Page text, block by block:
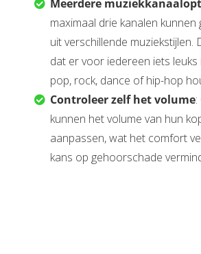
Meerdere
maximaal drie kanalen kunnen
uit verschillende muziekstijlen.
dat er voor iedereen iets leuks
pop, rock, dance of hip-hop
Controleer zelf het volume
kunnen het volume van hun
aanpassen, wat het comfort
kans op gehoorschade